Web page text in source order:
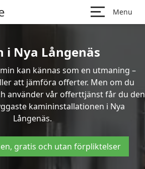
Menu
i Nya Långenäs
kan kännas som en utmaning –
att jämföra offerter. Men om du
använder vår offerttjänst får du den
kamininstallationen i Nya
Långenäs.
gratis och utan förpliktelser